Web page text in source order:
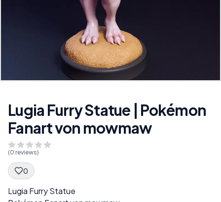
Lugia Furry Statue | Pokémon
Fanart von mowmaw
(0 reviews)
0
Spec Description
Lugia Furry Statue